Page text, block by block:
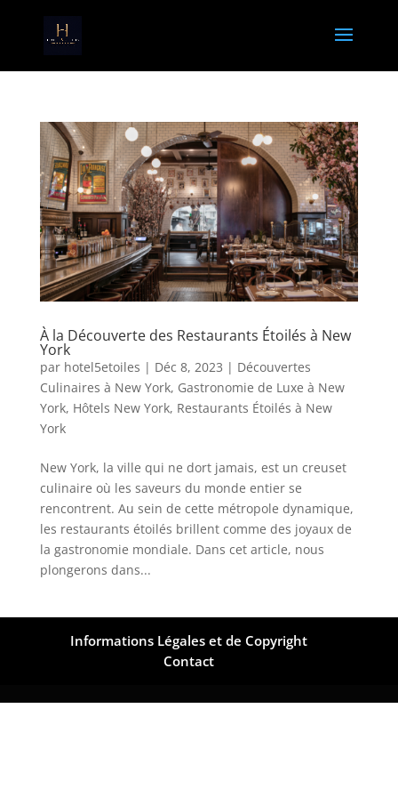
À la Découverte des Restaurants Étoilés à New
York
par hotel5etoiles | Déc 8, 2023 | Découvertes
Culinaires à New York, Gastronomie de Luxe à New
York, Hôtels New York, Restaurants Étoilés à New
York
New York, la ville qui ne dort jamais, est un creuset
culinaire où les saveurs du monde entier se
rencontrent. Au sein de cette métropole dynamique,
les restaurants étoilés brillent comme des joyaux de
la gastronomie mondiale. Dans cet article, nous
plongerons dans...
Informations Légales et de Copyright
Contact